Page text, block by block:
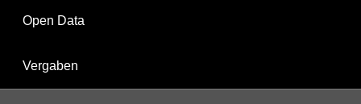
Open Data
Vergaben